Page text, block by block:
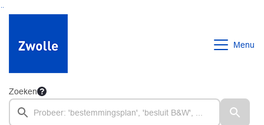
Ga naar de inhoud van deze pagina
Ga naar het zoeken
Ga naar het menu
Menu
Zoeken